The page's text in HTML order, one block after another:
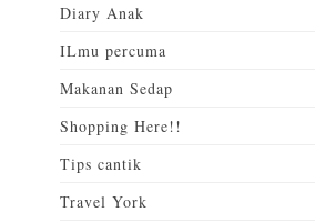
Diary Anak
ILmu percuma
Makanan Sedap
Shopping Here!!
Tips cantik
Travel York